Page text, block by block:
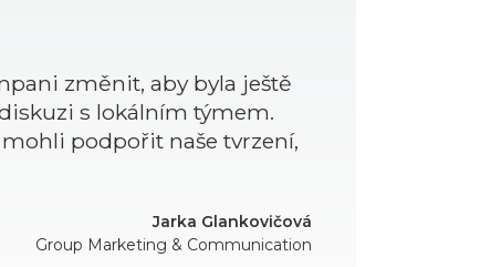
změnit, aby byla ještě
s lokálním týmem.
podpořit naše tvrzení,
Jarka Glankovičová
Group Marketing & Communication